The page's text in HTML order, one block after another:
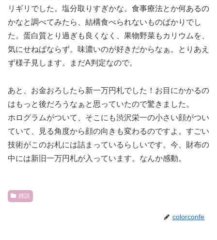
リギリでした。塩分取りすぎかな。食事療法とか何あるの
かなと調べてみたら、結構食べられないものばかりでし
た。蛋白質とり過ぎも良くなく、果物野菜もカリウムを、
気にせねばならず。味濃いのが好きだからなぁ。とりあえ
ず様子見します。まだA判定なので。
あと、お金おろしたら新一万円札でした！お目にかかるの
はもっと後だろうなぁと思っていたので驚きました。
ホログラムがついて、そこにも渋沢栄一の小さい顔がつい
ていて、見る角度から顔の向きも変わるのですよ。すごい
技術がこのお札には詰まっているらしいです。今、財布の
中には新旧一万円札が入っています。なんか感動。
雑談
colorconfe